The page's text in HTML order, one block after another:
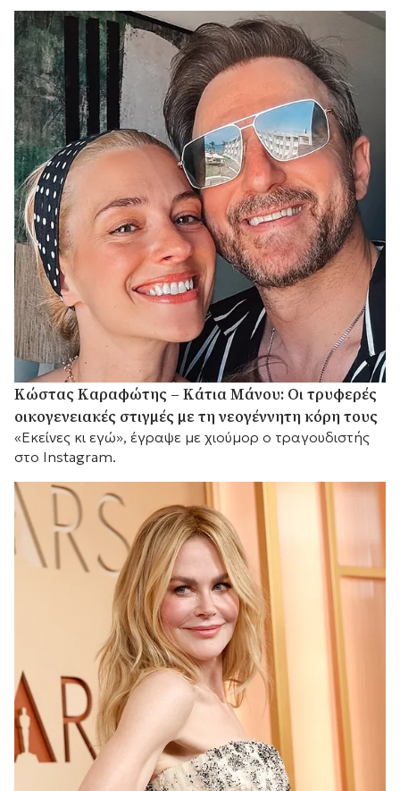
Κώστας Καραφώτης – Κάτια Μάνου: Οι τρυφερές
οικογενειακές στιγμές με τη νεογέννητη κόρη τους
«Εκείνες κι εγώ», έγραψε με χιούμορ ο τραγουδιστής
στο Instagram.